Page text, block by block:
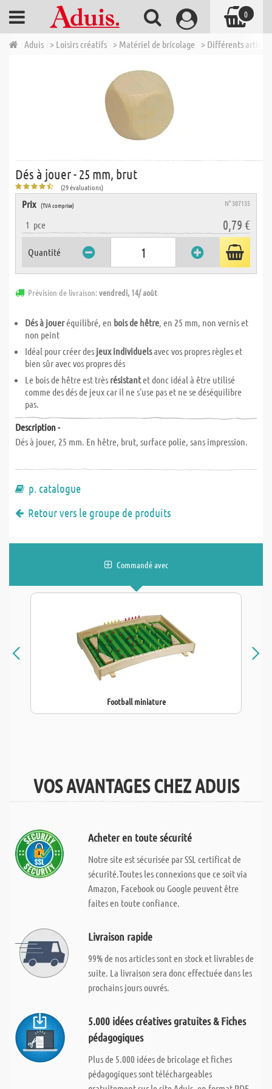
Aduis > Loisirs créatifs > Matériel de bricolage > Différents
Dés à jouer - 25 mm, brut
(29 évaluations)
Prix (TVA comprise) N° 307135
1 pce 0,79 €
Quantité
Prévision de livraison:vendredi, 14/ août
Dés à joueréquilibré, en bois de hêtre, en 25 mm, non vernis et
non peint
Idéal pour créer des jeux individuelsavec vos propres règles et
bien sûr avec vos propres dés
Le bois de hêtre est très résistantet donc idéal à être utilisé
comme des dés de jeux car il ne s'use pas et ne se déséquilibre
pas.
Description -
Dés à jouer, 25 mm. En hêtre, brut, surface polie, sans impression.
p. catalogue
Retour vers le groupe de produits
Commandé avec
Football miniature
VOS AVANTAGES CHEZ ADUIS
Acheter en toute sécurité
Notre site est sécurisée par SSL certificat de
sécurité.Toutes les connexions que ce soit via
Amazon, Facebook ou Google peuvent être
faites en toute confiance.
Livraison rapide
99% de nos articles sont en stock et livrables de
suite. La livraison sera donc effectuée dans les
prochains jours ouvrés.
5.000 idées créatives gratuites & Fiches
pédagogiques
Plus de 5.000 idées de bricolage et fiches
pédagogiques sont téléchargeables
0